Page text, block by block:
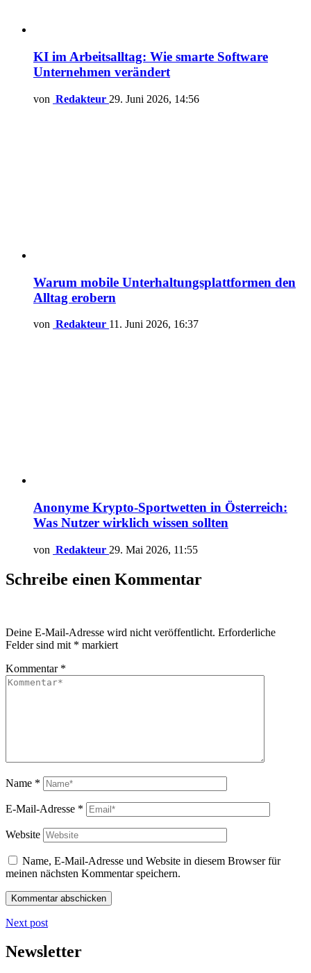
KI im Arbeitsalltag: Wie smarte Software
Unternehmen verändert
von Redakteur 29. Juni 2026, 14:56
Warum mobile Unterhaltungsplattformen den
Alltag erobern
von Redakteur 11. Juni 2026, 16:37
Anonyme Krypto-Sportwetten in Österreich:
Was Nutzer wirklich wissen sollten
von Redakteur 29. Mai 2026, 11:55
Schreibe einen Kommentar
Deine E-Mail-Adresse wird nicht veröffentlicht. Erforderliche
Felder sind mit * markiert
Kommentar *
Name *
E-Mail-Adresse *
Website
Name, E-Mail-Adresse und Website in diesem Browser für
meinen nächsten Kommentar speichern.
Next post
Newsletter